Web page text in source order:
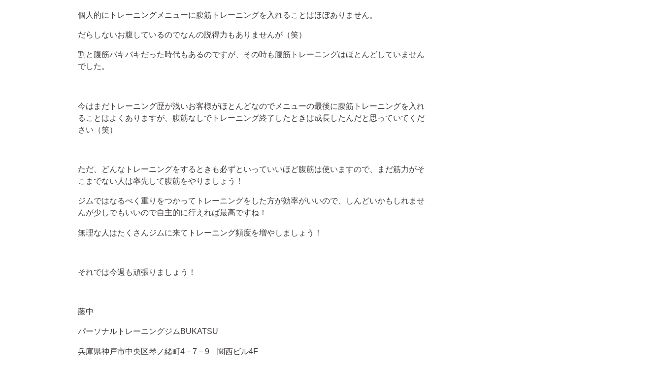
個人的にトレーニングメニューに腹筋トレーニングを入れることはほぼありません。
だらしないお腹しているのでなんの説得力もありませんが（笑）
割と腹筋バキバキだった時代もあるのですが、その時も腹筋トレーニングはほとんどしていません
でした。
今はまだトレーニング歴が浅いお客様がほとんどなのでメニューの最後に腹筋トレーニングを入れ
ることはよくありますが、腹筋なしでトレーニング終了したときは成長したんだと思っていてくだ
さい（笑）
ただ、どんなトレーニングをするときも必ずといっていいほど腹筋は使いますので、まだ筋力がそ
こまでない人は率先して腹筋をやりましょう！
ジムではなるべく重りをつかってトレーニングをした方が効率がいいので、しんどいかもしれませ
んが少しでもいいので自主的に行えれば最高ですね！
無理な人はたくさんジムに来てトレーニング頻度を増やしましょう！
それでは今週も頑張りましょう！
藤中
パーソナルトレーニングジムBUKATSU
兵庫県神戸市中央区琴ノ緒町4－7－9 関西ビル4F